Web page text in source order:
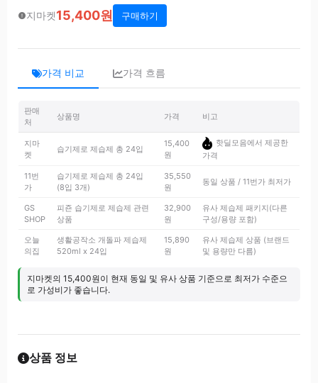
지마켓15,400원 구매하기
가격 비교 가격 흐름
판매
처
상품명 가격 비고
지마
켓
습기제로 제습제 총 24입
15,400
원
핫딜모음에서 제공한
가격
11번
가
습기제로 제습제 총 24입
(8입 3개)
35,550
원
동일 상품 / 11번가 최저가
GS
SHOP
피죤 습기제로 제습제 관련
상품
32,900
원
유사 제습제 패키지(다른
구성/용량 포함)
오늘
의집
생활공작소 개돌파 제습제
520ml x 24입
15,890
원
유사 제습제 상품 (브랜드
및 용량만 다름)
지마켓의 15,400원이 현재 동일 및 유사 상품 기준으로 최저가 수준으
로 가성비가 좋습니다.
상품 정보